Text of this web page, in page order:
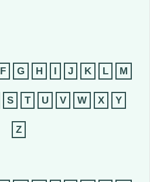
F G H I J K L M
S T U V W X Y
Z